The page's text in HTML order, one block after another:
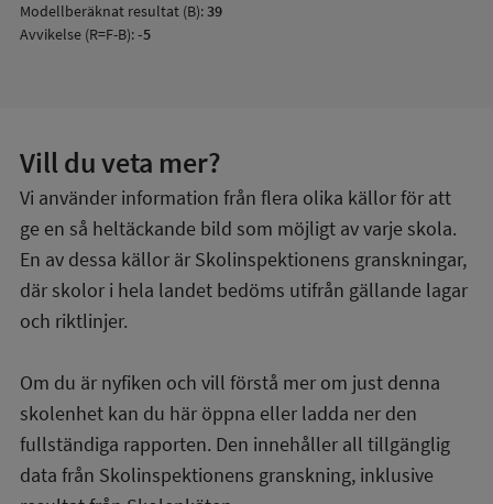
Modellberäknat resultat (B):39
Avvikelse (R=F-B):-5
Vill du veta mer?
Vi använder information från flera olika källor för att
ge en så heltäckande bild som möjligt av varje skola.
En av dessa källor är Skolinspektionens granskningar,
där skolor i hela landet bedöms utifrån gällande lagar
och riktlinjer.
Om du är nyfiken och vill förstå mer om just denna
skolenhet kan du här öppna eller ladda ner den
fullständiga rapporten. Den innehåller all tillgänglig
data från Skolinspektionens granskning, inklusive